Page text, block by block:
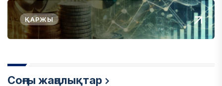
ҚАРЖЫ
Соңғы жаңалықтар